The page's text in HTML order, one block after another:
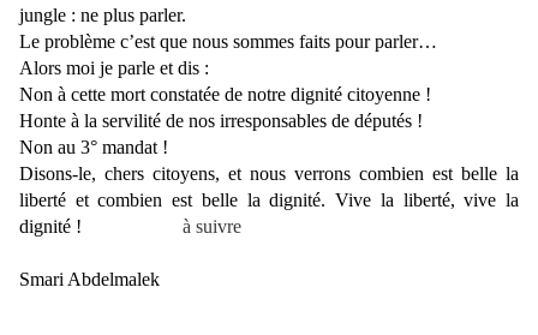
jungle : ne plus parler.
Le problème c’est que nous sommes faits pour parler…
Alors moi je parle et dis :
Non à cette mort constatée de notre dignité citoyenne !
Honte à la servilité de nos irresponsables de députés !
Non au 3° mandat !
Disons-le, chers citoyens, et nous verrons combien est belle la
liberté et combien est belle la dignité. Vive la liberté, vive la
dignité !
à suivre
Smari Abdelmalek